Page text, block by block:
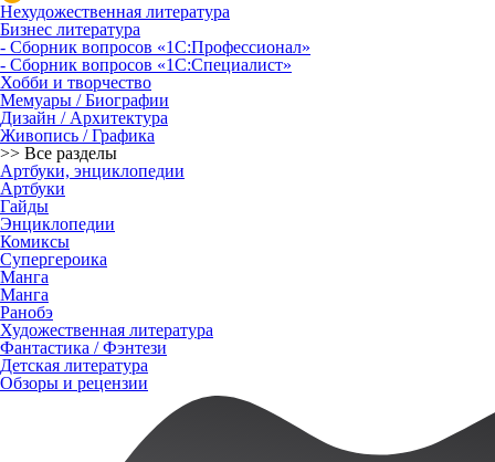
Нехудожественная литература
Бизнес литература
- Сборник вопросов «1С:Профессионал»
- Сборник вопросов «1С:Специалист»
Хобби и творчество
Мемуары / Биографии
Дизайн / Архитектура
Живопись / Графика
>> Все разделы
Артбуки, энциклопедии
Артбуки
Гайды
Энциклопедии
Комиксы
Супергероика
Манга
Манга
Ранобэ
Художественная литература
Фантастика / Фэнтези
Детская литература
Обзоры и рецензии